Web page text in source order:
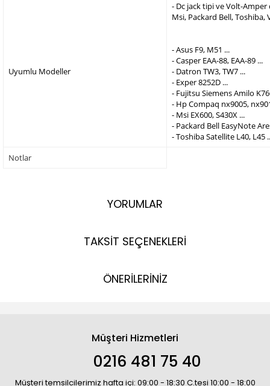
Uyumlu Modeller
- Dc jack tipi ve Volt-
Msi, Packard Bell,
- Asus F9, M51 ...
- Casper EAA-88, EAA-89 ...
- Datron TW3, TW7 ...
- Exper 8252D ...
- Fujitsu Siemens Amilo
- Hp Compaq nx9005,
- Msi EX600, S430X ...
- Packard Bell EasyNote
- Toshiba Satellite L40, L45
Notlar
YORUMLAR
TAKSİT SEÇENEKLERİ
ÖNERİLERİNİZ
Müşteri Hizmetleri
0216 481 75 40
Müşteri temsilcilerimiz hafta içi: 09:00 - 18:30 C.tesi 10:00 - 18:00